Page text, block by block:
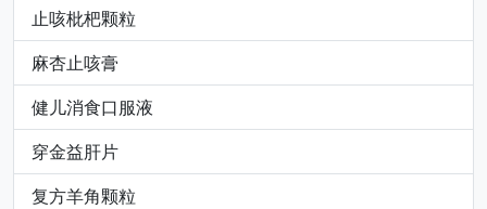
止咳枇杷颗粒
麻杏止咳膏
健儿消食口服液
穿金益肝片
复方羊角颗粒